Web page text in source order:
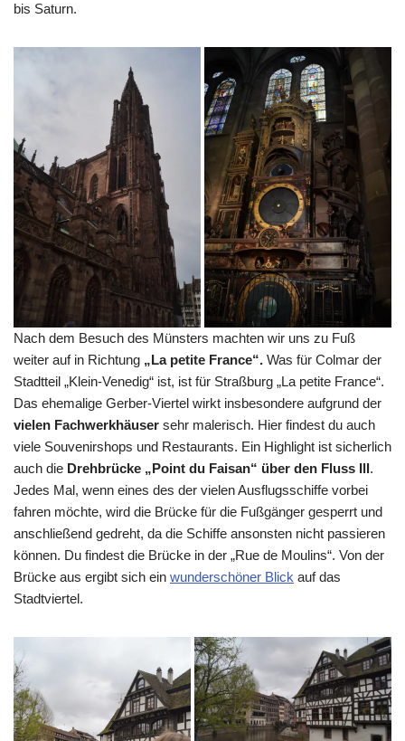
bis Saturn.
Nach dem Besuch des Münsters machten wir uns zu Fuß
weiter auf in Richtung „La petite France“. Was für Colmar der
Stadtteil „Klein-Venedig“ ist, ist für Straßburg „La petite France“.
Das ehemalige Gerber-Viertel wirkt insbesondere aufgrund der
vielen Fachwerkhäuser sehr malerisch. Hier findest du auch
viele Souvenirshops und Restaurants. Ein Highlight ist sicherlich
auch die Drehbrücke „Point du Faisan“ über den Fluss Ill.
Jedes Mal, wenn eines des der vielen Ausflugsschiffe vorbei
fahren möchte, wird die Brücke für die Fußgänger gesperrt und
anschließend gedreht, da die Schiffe ansonsten nicht passieren
können. Du findest die Brücke in der „Rue de Moulins“. Von der
Brücke aus ergibt sich ein wunderschöner Blick auf das
Stadtviertel.